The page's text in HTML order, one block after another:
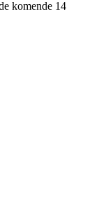
komende 14